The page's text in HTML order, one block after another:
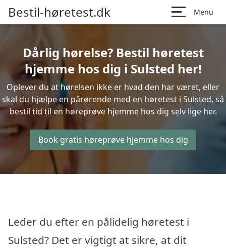
Bestil-høretest.dk Menu
Dårlig hørelse? Bestil høretest
hjemme hos dig i Sulsted her!
Oplever du at hørelsen ikke er hvad den har været, eller
skal du hjælpe en pårørende med en høretest i Sulsted, så
bestil tid til en høreprøve hjemme hos dig selv lige her.
Book gratis høreprøve hjemme hos dig
Leder du efter en pålidelig høretest i
Sulsted? Det er vigtigt at sikre, at dit